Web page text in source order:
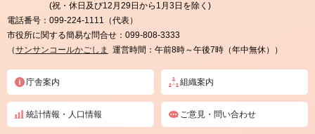
(祝・休日及び12月29日から1月3日を除く)
電話番号： 099-224-1111（代表）
市役所に関する簡易な問合せ： 099-808-3333
（サンサンコールかごしま 運営時間：午前8時～午後7時（年中無休））
庁舎案内 組織案内
統計情報・人口情報 ご意見・問い合わせ